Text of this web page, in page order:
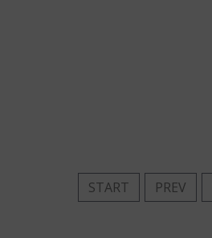
START PREV